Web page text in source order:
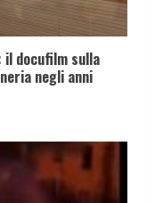
il docufilm sulla
negli anni